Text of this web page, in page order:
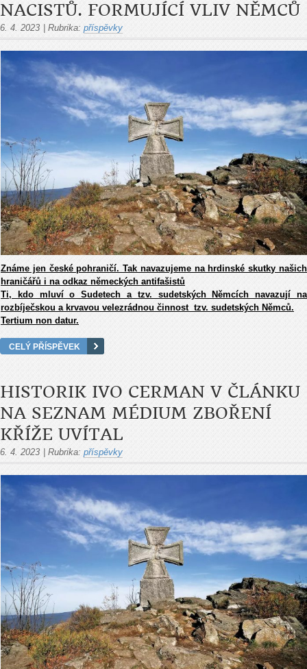
NACISTŮ. FORMUJÍCÍ VLIV NĚMCŮ
6. 4. 2023 Rubrika: příspěvky
Známe jen české pohraničí. Tak navazujeme na hrdinské skutky našich
hraničářů i na odkaz německých antifašistů
Ti, kdo mluví o Sudetech a tzv. sudetských Němcích navazují na
rozbíječskou a krvavou velezrádnou činnost tzv. sudetských Němců.
Tertium non datur.
CELÝ PŘÍSPĚVEK
HISTORIK IVO CERMAN V ČLÁNKU
NA SEZNAM MÉDIUM ZBOŘENÍ
KŘÍŽE UVÍTAL
6. 4. 2023 Rubrika: příspěvky